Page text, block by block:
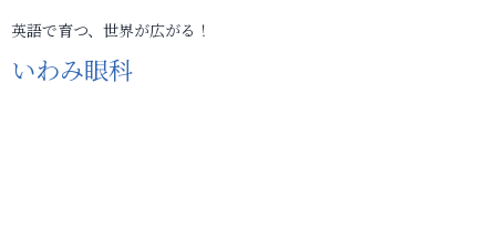
英語で育つ、世界が広がる！
いわみ眼科